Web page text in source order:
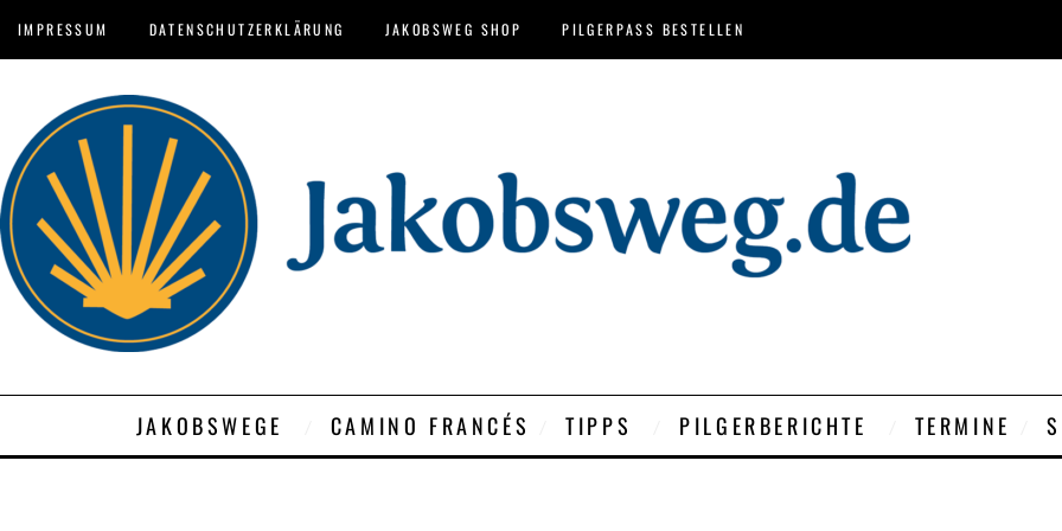
IMPRESSUM DATENSCHUTZERKLÄRUNG JAKOBSWEG SHOP PILGERPASS BESTELLEN
JAKOBSWEGE CAMINO FRANCÉS TIPPS PILGERBERICHTE TERMINE